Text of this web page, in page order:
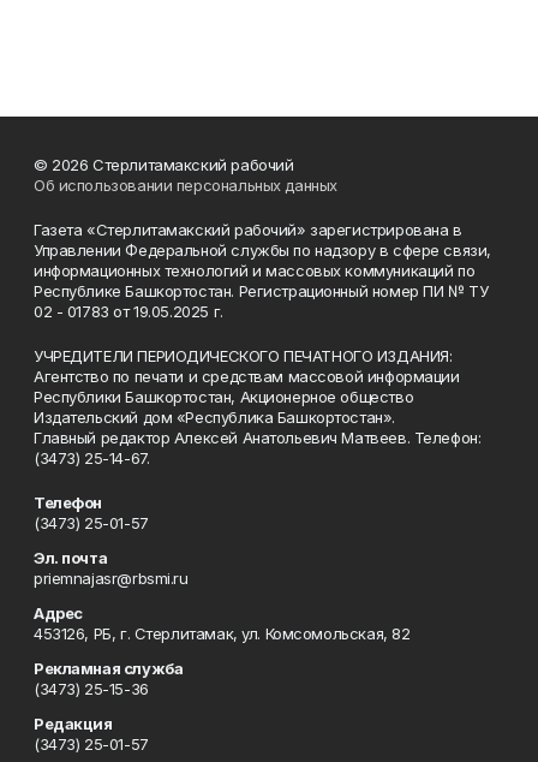
© 2026 Стерлитамакский рабочий
Об использовании персональных данных
Газета «Стерлитамакский рабочий» зарегистрирована в
Управлении Федеральной службы по надзору в сфере связи,
информационных технологий и массовых коммуникаций по
Республике Башкортостан. Регистрационный номер ПИ № ТУ
02 - 01783 от 19.05.2025 г.
УЧРЕДИТЕЛИ ПЕРИОДИЧЕСКОГО ПЕЧАТНОГО ИЗДАНИЯ:
Агентство по печати и средствам массовой информации
Республики Башкортостан, Акционерное общество
Издательский дом «Республика Башкортостан».
Главный редактор Алексей Анатольевич Матвеев. Телефон:
(3473) 25-14-67.
Телефон
(3473) 25-01-57
Эл. почта
priemnajasr@rbsmi.ru
Адрес
453126, РБ, г. Стерлитамак, ул. Комсомольская, 82
Рекламная служба
(3473) 25-15-36
Редакция
(3473) 25-01-57